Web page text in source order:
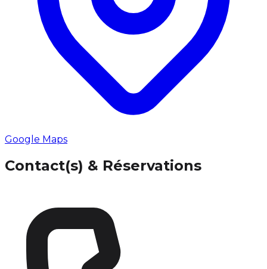
Google Maps
Contact(s) & Réservations